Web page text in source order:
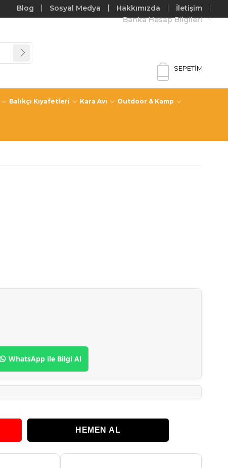
İletişim
Hakkımızda
Sosyal Medya
Blog
Banka Hesap Bilgileri
SEPETIM
Balıkçı Kıyafetleri Kara Avı Outdoor & Kamp
WhatsApp ile Bilgi Al